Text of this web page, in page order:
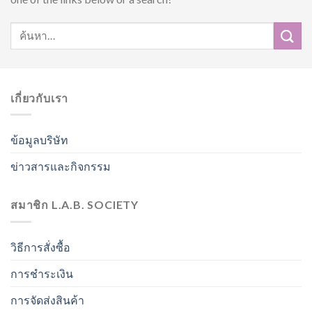
เกี่ยวกับเรา
ข้อมูลบริษัท
ข่าวสารและกิจกรรม
สมาชิก L.A.B. SOCIETY
วิธีการสั่งซื้อ
การชำระเงิน
การจัดส่งสินค้า